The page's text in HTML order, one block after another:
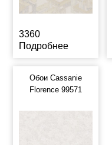
3360
Подробнее
Обои Cassanie
Florence 99571